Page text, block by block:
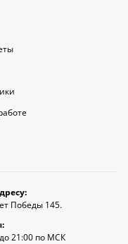
Победы 145.
21:00 по МСК